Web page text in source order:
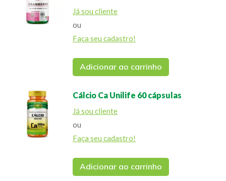
Já sou cliente
ou
Faça seu cadastro!
Adicionar ao carrinho
Cálcio Ca Unilife 60 cápsulas
Já sou cliente
ou
Faça seu cadastro!
Adicionar ao carrinho